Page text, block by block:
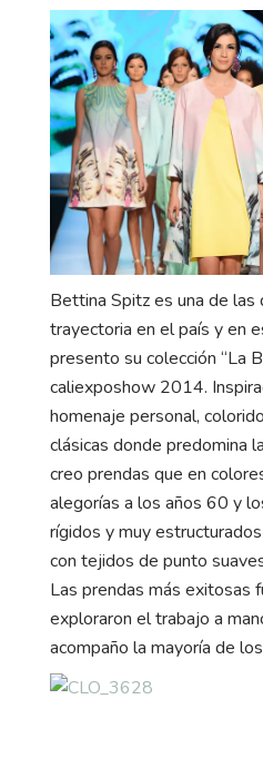
Bettina Spitz es una de las
trayectoria en el país y en
presento su colección “La
caliexposhow 2014.
homenaje personal,
clásicas donde predomina
creo prendas que en
alegorías a los años 60 y
rígidos y muy
con tejidos de punto
Las prendas más exitosas
exploraron el trabajo a
acompaño la mayoría de